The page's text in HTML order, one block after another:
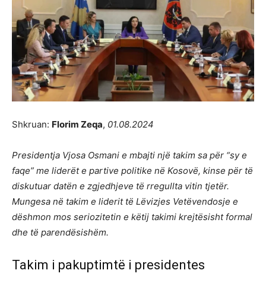
Shkruan: Florim Zeqa, 01.08.2024
Presidentja Vjosa Osmani e mbajti një takim sa për “sy e
faqe” me liderët e partive politike në Kosovë, kinse për të
diskutuar datën e zgjedhjeve të rregullta vitin tjetër.
Mungesa në takim e liderit të Lëvizjes Vetëvendosje e
dëshmon mos seriozitetin e këtij takimi krejtësisht formal
dhe të parendësishëm.
Takim i pakuptimtë i presidentes